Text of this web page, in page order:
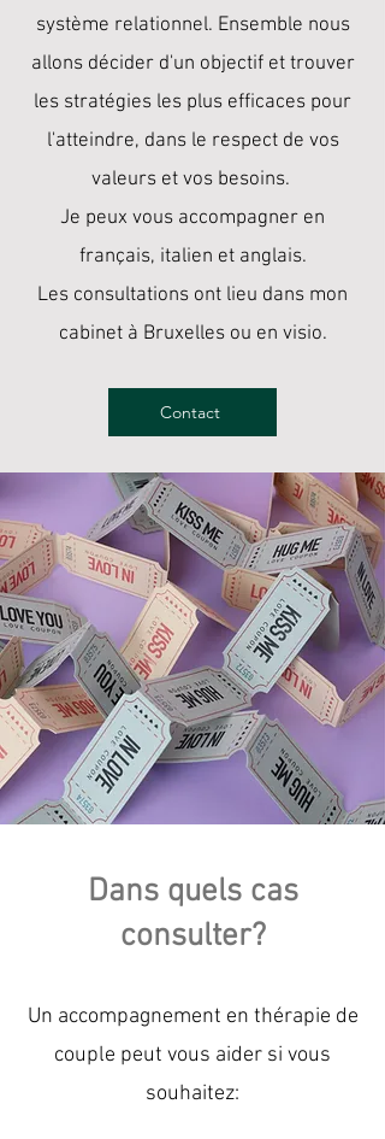
système relationnel. Ensemble nous
allons décider d'un objectif et trouver
les stratégies les plus efficaces pour
l'atteindre, dans le respect de vos
valeurs et vos besoins.
Je peux vous accompagner en
français, italien et anglais.
Les consultations ont lieu dans mon
cabinet à Bruxelles ou en visio.
Contact
Dans quels cas
consulter?
Un accompagnement en thérapie de
couple peut vous aider si vous
souhaitez: